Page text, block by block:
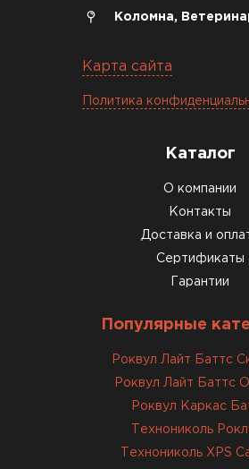
Коломна,
Карта сайта
Политика
Каталог
О компании
Контакты
Доставка и
Сертификаты
Гарантии
Популярные
Роквул Лайт Баттс
Роквул Лайт Баттс
Роквул Каркас
Технониколь
Технониколь XPS